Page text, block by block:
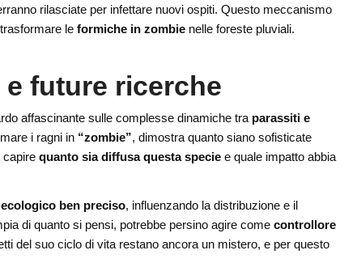
rilasciate per infettare nuovi ospiti. Questo meccanismo
leformiche in zombie nelle foreste pluviali.
future ricerche
affascinante sulle complesse dinamiche tra parassiti e
i ragni in “zombie”, dimostra quanto siano sofisticate
capirequanto sia diffusa questa specie e quale impatto abbia
ben preciso, influenzando la distribuzione e il
di quanto si pensi, potrebbe persino agire comecontrollore
del suo ciclo di vita restano ancora un mistero, e per questo